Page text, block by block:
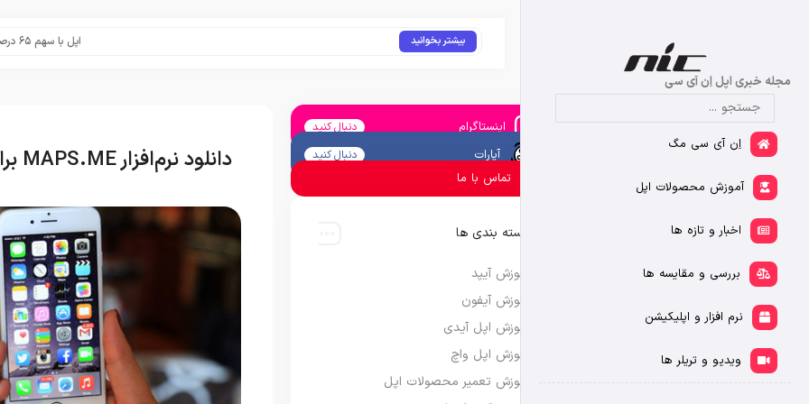
مجله خبری اپل اِن آی سی
اِن آی سی مگ
آموزش محصولات اپل
اخبار و تازه ها
بررسی و مقایسه ها
نرم افزار و اپلیکیشن
ویدیو و تریلر ها
بیشتر بخوانید اپل با سهم ۶۵ درصدی همچنان فرمانروای بازار گوشی‌های پریمیوم جهان است
دانلود نرم‌افزار MAPS.ME برای آیفون، آیپاد تاچ و آیپد
اینستاگرام دنبال کنید
آپارات دنبال کنید
تماس با ما
دسته بندی ها
آموزش آیپد
آموزش آیفون
آموزش اپل آیدی
آموزش اپل واچ
آموزش تعمیر محصولات اپل